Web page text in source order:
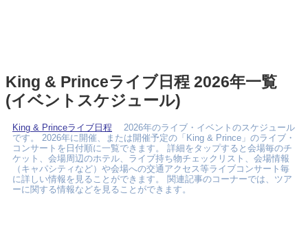
King & Princeライブ日程 2026年一覧
(イベントスケジュール)
King & Princeライブ日程 2026年のライブ・イベントのスケジュール
です。 2026年に開催、または開催予定の「King & Prince」のライブ・
コンサートを日付順に一覧できます。 詳細をタップすると会場毎のチ
ケット、会場周辺のホテル、ライブ持ち物チェックリスト、会場情報
（キャパシティなど）や会場への交通アクセス等ライブコンサート毎
に詳しい情報を見ることができます。 関連記事のコーナーでは、ツア
ーに関する情報などを見ることができます。